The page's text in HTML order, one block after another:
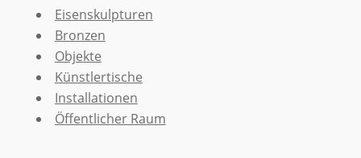
Eisenskulpturen
Bronzen
Objekte
Künstlertische
Installationen
Öffentlicher Raum